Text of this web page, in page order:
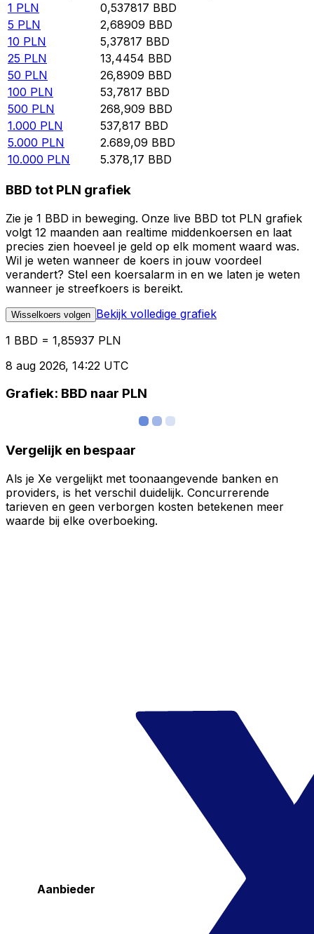
1 PLN 0,537817 BBD
5 PLN 2,68909 BBD
10 PLN 5,37817 BBD
25 PLN 13,4454 BBD
50 PLN 26,8909 BBD
100 PLN 53,7817 BBD
500 PLN 268,909 BBD
1.000 PLN 537,817 BBD
5.000 PLN 2.689,09 BBD
10.000 PLN 5.378,17 BBD
BBD tot PLN grafiek
Zie je 1 BBD in beweging. Onze live BBD tot PLN grafiek
volgt 12 maanden aan realtime middenkoersen en laat
precies zien hoeveel je geld op elk moment waard was.
Wil je weten wanneer de koers in jouw voordeel
verandert? Stel een koersalarm in en we laten je weten
wanneer je streefkoers is bereikt.
Wisselkoers volgen Bekijk volledige grafiek
1 BBD = 1,85937 PLN
8 aug 2026, 14:22 UTC
Grafiek: BBD naar PLN
Vergelijk en bespaar
Als je Xe vergelijkt met toonaangevende banken en
providers, is het verschil duidelijk. Concurrerende
tarieven en geen verborgen kosten betekenen meer
waarde bij elke overboeking.
Aanbieder